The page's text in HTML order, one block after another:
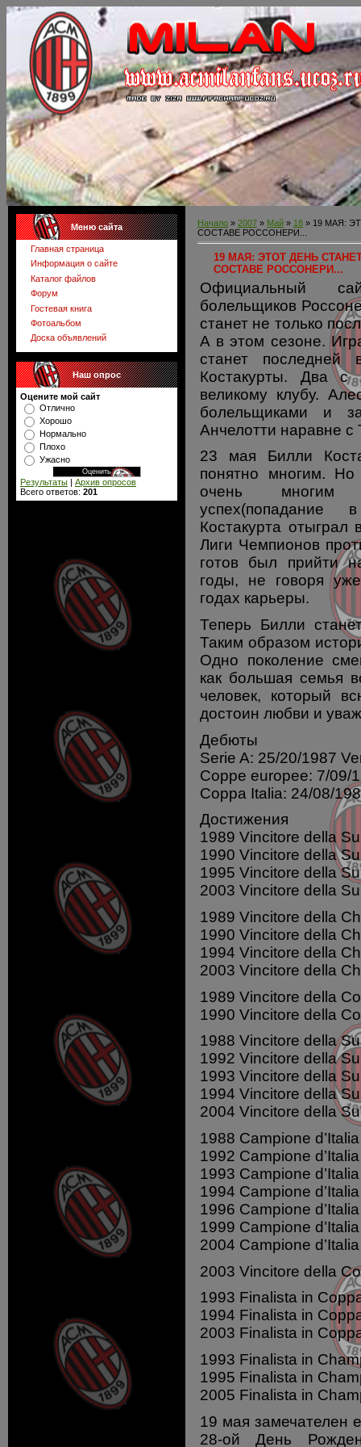
Меню сайта
Главная страница
Информация о сайте
Каталог файлов
Форум
Гостевая книга
Фотоальбом
Доска объявлений
Наш опрос
Оцените мой сайт
Отлично
Хорошо
Нормально
Плохо
Ужасно
Результаты | Архив опросов
Всего ответов: 201
Начало » 2007 » Май » 18 » 19 МАЯ:
СОСТАВЕ РОССОНЕРИ...
19 МАЯ: ЭТОТ ДЕНЬ
СОСТАВЕ РОССОНЕРИ...
Официальный
болельщиков
станет не только
А в этом сезоне.
станет последней
Костакурты. Два с
великому клубу.
болельщиками и
Анчелотти наравне с
23 мая Билли
понятно многим.
очень многим
Костакурта
Лиги Чемпионов
готов был прийти
годы, не говоря
годах карьеры.
Теперь Билли
Таким образом
Одно поколение
как большая семья
человек, который
достоин любви и
Дебюты
Serie A: 25/20/1987
Coppe europee: 7/09/
Coppa Italia: 24/08/
Достижения
1989 Vincitore della
1990 Vincitore della
1995 Vincitore della
2003 Vincitore della
1989 Vincitore della
1990 Vincitore della
1994 Vincitore della
2003 Vincitore della
1989 Vincitore della
1990 Vincitore della
1988 Vincitore della
1992 Vincitore della
1993 Vincitore della
1994 Vincitore della
2004 Vincitore della
1988 Campione d’Italia
1992 Campione d’Italia
1993 Campione d’Italia
1994 Campione d’Italia
1996 Campione d’Italia
1999 Campione d’Italia
2004 Campione d’Italia
2003 Vincitore della
1993 Finalista in
1994 Finalista in
2003 Finalista in
1993 Finalista in
1995 Finalista in
2005 Finalista in
19 мая замечателен
28-ой День